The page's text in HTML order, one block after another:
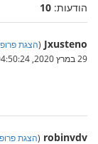
הודעות: 10
Jxusteno
(הצגת
29 במרץ 2020, 04:50:24
robinvdv
(הצגת